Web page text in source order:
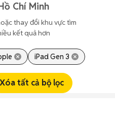
Chí Minh
thay đổi khu vực tìm
kết quả hơn
iPad Gen 3
Xóa tất cả bộ lọc